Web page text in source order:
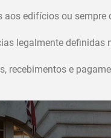
aos edifícios ou sempre
legalmente
recebimentos e